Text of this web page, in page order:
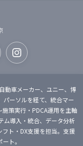
動車メーカー、ユニー、博
パーソルを経て、統合マー
策実行・PDCA運用を主軸
ム導入・統合、データ分析
ト・DX支援を担当。支援
ト。